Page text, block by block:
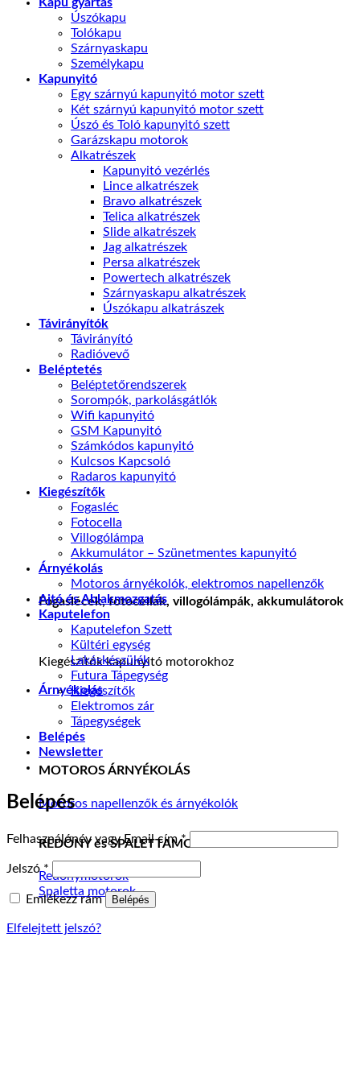
Fogaslécek, fotocellák, villogólámpák, akkumulátorok
Kiegészítók kapunyitó motorokhoz
Árnyékolás
MOTOROS ÁRNYÉKOLÁS
Motoros napellenzők és árnyékolók
REDŐNY és SPALETTAMOTOR
Redőnymotorok
Spaletta motorok
Úszókapu
Tolókapu
Szárnyaskapu
Személykapu
Kapunyitó
Egy szárnyú kapunyitó motor szett
Két szárnyú kapunyitó motor szett
Úszó és Toló kapunyitó szett
Garázskapu motorok
Alkatrészek
Kapunyitó vezérlés
Lince alkatrészek
Bravo alkatrészek
Telica alkatrészek
Slide alkatrészek
Jag alkatrészek
Persa alkatrészek
Powertech alkatrészek
Szárnyaskapu alkatrészek
Úszókapu alkatrászek
Távirányítók
Távirányító
Radióvevő
Beléptetés
Beléptetőrendszerek
Sorompók, parkolásgátlók
Wifi kapunyitó
GSM Kapunyitó
Számkódos kapunyitó
Kulcsos Kapcsoló
Radaros kapunyitó
Kiegészítők
Fogasléc
Fotocella
Villogólámpa
Akkumulátor – Szünetmentes kapunyitó
Árnyékolás
Motoros árnyékolók, elektromos napellenzők
Ajtó és Ablakmozgatás
Kaputelefon
Kaputelefon Szett
Kültéri egység
Lakáskészülék
Futura Tápegység
Kiegészítők
Elektromos zár
Tápegységek
Belépés
Newsletter
Belépés
Felhasználónév vagy Email cím*Kötelező
Jelszó*
Emlékezz rám Belépés
Elfelejtett jelszó?